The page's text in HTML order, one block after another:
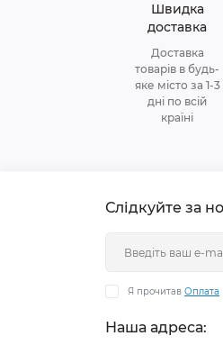
Швидка
доставка
Доставка
товарів в будь-
яке місто за 1-3
дні по всій
країні
Слідкуйте за
Я прочитав Оплата
Наша адреса: